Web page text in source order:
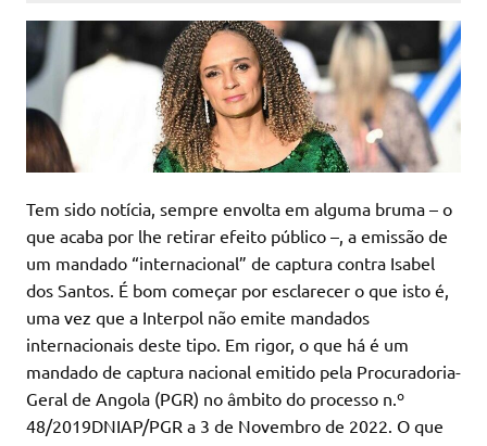
Tem sido notícia, sempre envolta em alguma bruma – o
que acaba por lhe retirar efeito público –, a emissão de
um mandado “internacional” de captura contra Isabel
dos Santos. É bom começar por esclarecer o que isto é,
uma vez que a Interpol não emite mandados
internacionais deste tipo. Em rigor, o que há é um
mandado de captura nacional emitido pela Procuradoria-
Geral de Angola (PGR) no âmbito do processo n.º
48/2019­DNIAP/PGR a 3 de Novembro de 2022. O que